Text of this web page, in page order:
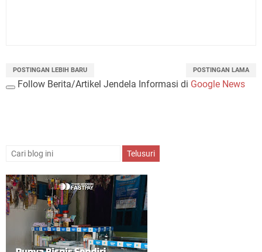
POSTINGAN LEBIH BARU POSTINGAN LAMA
Follow Berita/Artikel Jendela Informasi di Google News